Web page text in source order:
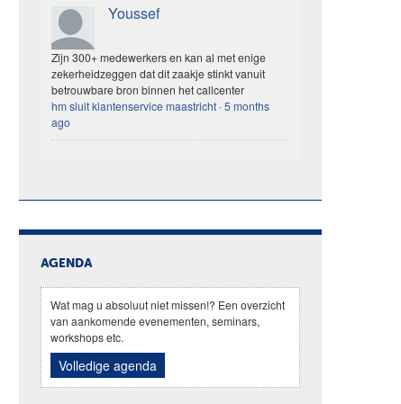
Youssef
Zijn 300+ medewerkers en kan al met enige
zekerheidzeggen dat dit zaakje stinkt vanuit
betrouwbare bron binnen het callcenter
hm sluit klantenservice maastricht ·5 months
ago
AGENDA
Wat mag u absoluut niet missen!? Een overzicht
van aankomende evenementen, seminars,
workshops etc.
Volledige agenda